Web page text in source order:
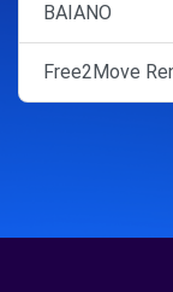
BAIANO
Free2Move